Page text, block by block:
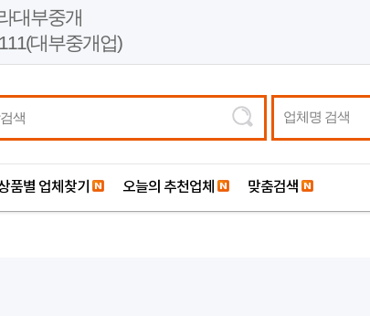
대부중개
대부중개업)
업체명 검색
품별 업체찾기 오늘의 추천업체 맞춤검색